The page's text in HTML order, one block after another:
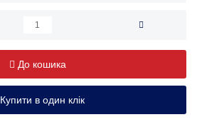
До кошика
Купити в один клік